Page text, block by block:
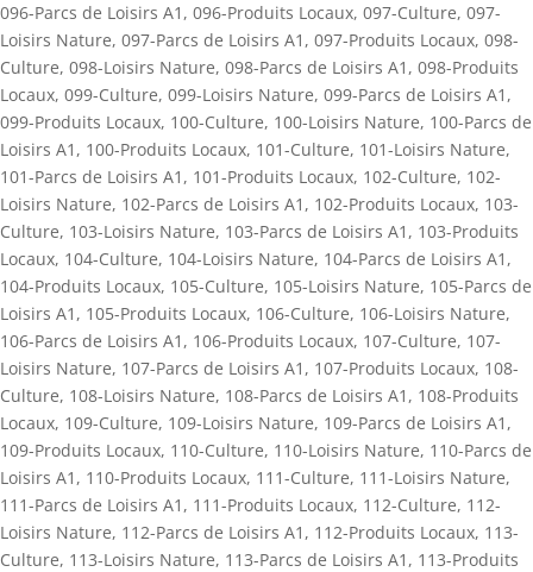
096-Parcs de Loisirs A1 , 096-Produits Locaux, 097-Culture, 097-
Loisirs Nature, 097-Parcs de Loisirs A1 , 097-Produits Locaux, 098-
Culture, 098-Loisirs Nature, 098-Parcs de Loisirs A1 , 098-Produits
Locaux, 099-Culture, 099-Loisirs Nature, 099-Parcs de Loisirs A1 ,
099-Produits Locaux, 100-Culture, 100-Loisirs Nature, 100-Parcs de
Loisirs A1 , 100-Produits Locaux, 101-Culture, 101-Loisirs Nature,
101-Parcs de Loisirs A1 , 101-Produits Locaux, 102-Culture, 102-
Loisirs Nature, 102-Parcs de Loisirs A1 , 102-Produits Locaux, 103-
Culture, 103-Loisirs Nature, 103-Parcs de Loisirs A1 , 103-Produits
Locaux, 104-Culture, 104-Loisirs Nature, 104-Parcs de Loisirs A1 ,
104-Produits Locaux, 105-Culture, 105-Loisirs Nature, 105-Parcs de
Loisirs A1 , 105-Produits Locaux, 106-Culture, 106-Loisirs Nature,
106-Parcs de Loisirs A1 , 106-Produits Locaux, 107-Culture, 107-
Loisirs Nature, 107-Parcs de Loisirs A1 , 107-Produits Locaux, 108-
Culture, 108-Loisirs Nature, 108-Parcs de Loisirs A1 , 108-Produits
Locaux, 109-Culture, 109-Loisirs Nature, 109-Parcs de Loisirs A1 ,
109-Produits Locaux, 110-Culture, 110-Loisirs Nature, 110-Parcs de
Loisirs A1 , 110-Produits Locaux, 111-Culture, 111-Loisirs Nature,
111-Parcs de Loisirs A1 , 111-Produits Locaux, 112-Culture, 112-
Loisirs Nature, 112-Parcs de Loisirs A1 , 112-Produits Locaux, 113-
Culture, 113-Loisirs Nature, 113-Parcs de Loisirs A1 , 113-Produits